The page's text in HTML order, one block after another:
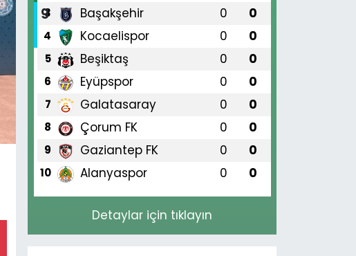
3 Başakşehir 0 0
4 Kocaelispor 0 0
5 Beşiktaş 0 0
6 Eyüpspor 0 0
7 Galatasaray 0 0
8 Çorum FK 0 0
9 Gaziantep FK 0 0
10 Alanyaspor 0 0
Detaylar için tıklayın